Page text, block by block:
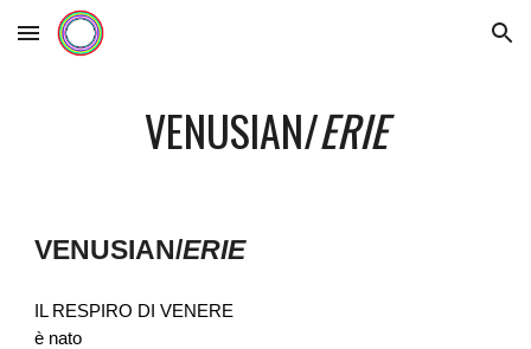
Skip to main content Skip to navigation
VENUSIAN/ERIE
VENUSIAN/ERIE
IL RESPIRO DI VENERE
è nato